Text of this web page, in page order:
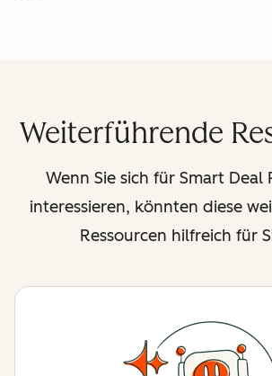
Weiterführende
Wenn Sie sich für Smart Deal
interessieren, könnten diese
Ressourcen hilfreich für